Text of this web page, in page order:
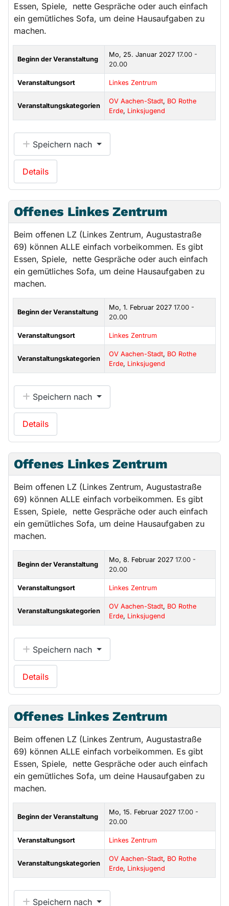
Essen, Spiele, nette Gespräche oder auch einfach
ein gemütliches Sofa, um deine Hausaufgaben zu
machen.
Beginn der Veranstaltung
Mo, 25. Januar 202717.00 -
20.00
Veranstaltungsort Linkes Zentrum
Veranstaltungskategorien
OV Aachen-Stadt, BO Rothe
Erde, Linksjugend
Speichern nach
Details
Offenes Linkes Zentrum
Beim offenen LZ (Linkes Zentrum, Augustastraße
69) können ALLE einfach vorbeikommen. Es gibt
Essen, Spiele, nette Gespräche oder auch einfach
ein gemütliches Sofa, um deine Hausaufgaben zu
machen.
Beginn der Veranstaltung
Mo, 1. Februar 202717.00 -
20.00
Veranstaltungsort Linkes Zentrum
Veranstaltungskategorien
OV Aachen-Stadt, BO Rothe
Erde, Linksjugend
Speichern nach
Details
Offenes Linkes Zentrum
Beim offenen LZ (Linkes Zentrum, Augustastraße
69) können ALLE einfach vorbeikommen. Es gibt
Essen, Spiele, nette Gespräche oder auch einfach
ein gemütliches Sofa, um deine Hausaufgaben zu
machen.
Beginn der Veranstaltung
Mo, 8. Februar 202717.00 -
20.00
Veranstaltungsort Linkes Zentrum
Veranstaltungskategorien
OV Aachen-Stadt, BO Rothe
Erde, Linksjugend
Speichern nach
Details
Offenes Linkes Zentrum
Beim offenen LZ (Linkes Zentrum, Augustastraße
69) können ALLE einfach vorbeikommen. Es gibt
Essen, Spiele, nette Gespräche oder auch einfach
ein gemütliches Sofa, um deine Hausaufgaben zu
machen.
Beginn der Veranstaltung
Mo, 15. Februar 202717.00 -
20.00
Veranstaltungsort Linkes Zentrum
Veranstaltungskategorien
OV Aachen-Stadt, BO Rothe
Erde, Linksjugend
Speichern nach